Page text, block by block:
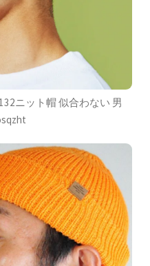
ニット帽 似合わない 男